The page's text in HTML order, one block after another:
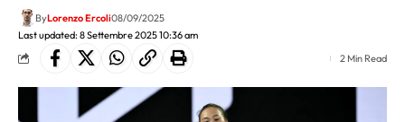
Last updated: 8 Settembre 2025 10:36 am
ByLorenzo Ercoli08/09/2025
2 Min Read